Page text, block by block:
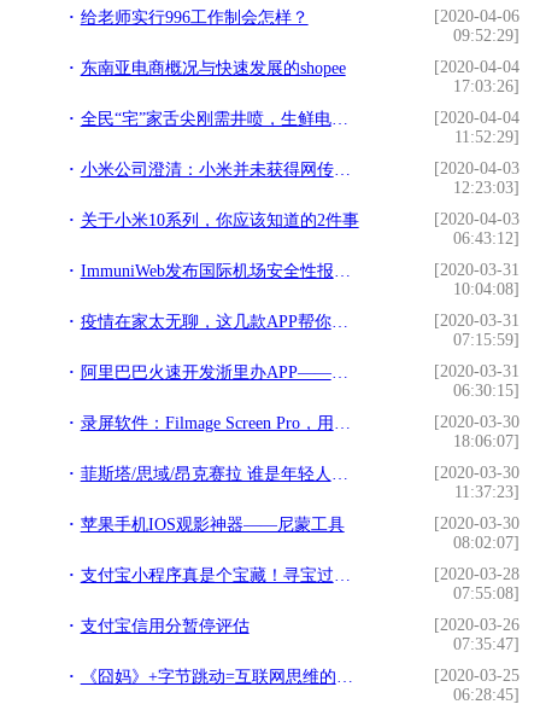
给老师实行996工作制会怎样？
[2020-04-06
09:52:29]
东南亚电商概况与快速发展的shopee
[2020-04-04
17:03:26]
全民“宅”家舌尖刚需井喷，生鲜电商力解餐桌“围城”
[2020-04-04
11:52:29]
小米公司澄清：小米并未获得网传的贷款
[2020-04-03
12:23:03]
关于小米10系列，你应该知道的2件事
[2020-04-03
06:43:12]
ImmuniWeb发布国际机场安全性报告 前100有三家值得学习
[2020-03-31
10:04:08]
疫情在家太无聊，这几款APP帮你度过无聊期
[2020-03-31
07:15:59]
阿里巴巴火速开发浙里办APP——应对新型冠状病毒感染肺炎
[2020-03-31
06:30:15]
录屏软件：Filmage Screen Pro，用完再也不想换
[2020-03-30
18:06:07]
菲斯塔/思域/昂克赛拉 谁是年轻人心头好？
[2020-03-30
11:37:23]
苹果手机IOS观影神器——尼蒙工具
[2020-03-30
08:02:07]
支付宝小程序真是个宝藏！寻宝过程不亦乐乎，都是好用功能
[2020-03-28
07:55:08]
支付宝信用分暂停评估
[2020-03-26
07:35:47]
《囧妈》+字节跳动=互联网思维的成功
[2020-03-25
06:28:45]